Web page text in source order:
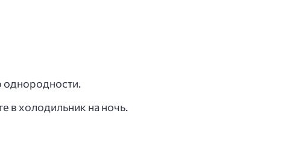
однородности.
в холодильник на ночь.